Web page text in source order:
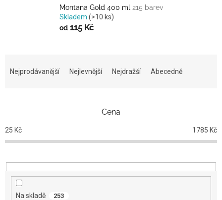
Montana Gold 400 ml 215 barev
Skladem (>10 ks)
od 115 Kč
p
r
o
u
Nejprodávanější Nejlevnější Nejdražší Abecedně
Cena
25 Kč 1785 Kč
Na skladě 253